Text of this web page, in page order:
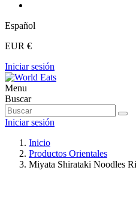
Español
EUR €
Iniciar sesión
Menu
Buscar
Iniciar sesión
Inicio
Productos Orientales
Miyata Shirataki Noodles